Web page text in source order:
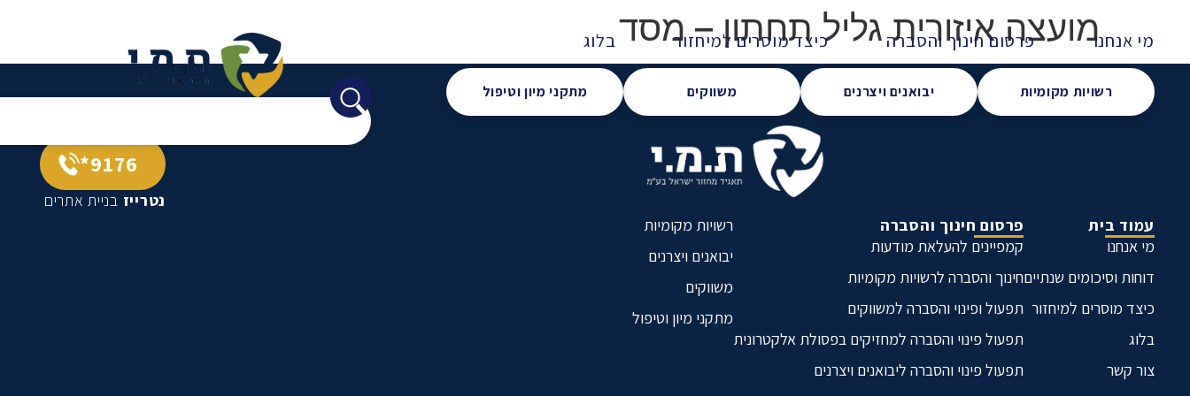
מי אנחנו פרסום חינוך והסברה כיצד מוסרים למיחזור בלוג
רשויות מקומיות יבואנים ויצרנים משווקים מתקני מיון וטיפול
מועצה איזורית גליל תחתון – מסד
עמוד בית
מי אנחנו
דוחות וסיכומים שנתיים
כיצד מוסרים למיחזור
בלוג
צור קשר
פרסום חינוך והסברה
קמפיינים להעלאת מודעות
חינוך והסברה לרשויות מקומיות
תפעול ופינוי והסברה למשווקים
תפעול פינוי והסברה למחזיקים בפסולת אלקטרונית
תפעול פינוי והסברה ליבואנים ויצרנים
רשויות מקומיות
יבואנים ויצרנים
משווקים
מתקני מיון וטיפול
9176*
נטרייז בניית אתרים